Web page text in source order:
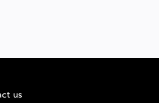
จะทำให้สถานีบริการน้ำมันบางจากมี
พลังงานไฟฟ้า เพื่อรองรับการเติบโ
us